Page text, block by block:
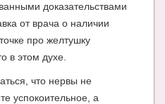
доказательствами
от врача о наличии
про желтушку
в этом духе.
что нервы не
успокоительное, а